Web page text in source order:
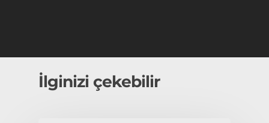
İlginizi çekebilir